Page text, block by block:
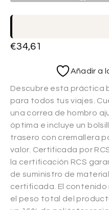
€34,61
Añadir a
Descubre esta práctica
para todos tus viajes.
una correa de hombro
óptima e incluye un
trasero con cremallera
valor. Certificada por
la certificación RCS
de suministro de
certificada. El
el peso total del